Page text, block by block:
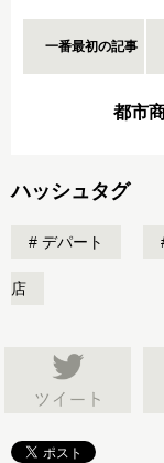
一番最初の記事
都市
ハッシュタグ
デパート
店